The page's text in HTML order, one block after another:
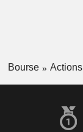
Bourse Actions